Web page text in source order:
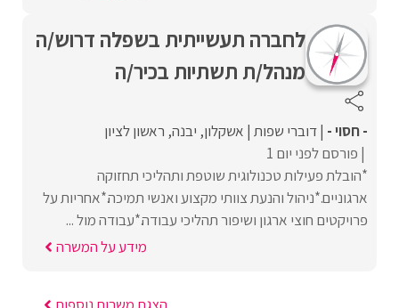
לחברה תעשייתית בשפלה דרוש/ה
מנהל/ת תשתיות בכיר/ה
- חסוי - דוברי שפות אשקלון יבנה ראשון לציון
פורסם לפני יום 1
*הובלת פעילות טכנולוגית שוטפת ותהליכי תחזוקה
ארגוניים.*ניהול והנעת צוותי מקצוע ואנשי תמיכה.*אחריות על
פרויקטים חוצי ארגון ושיפור תהליכי עבודה.*עבודה מול ...
מידע על המשרה